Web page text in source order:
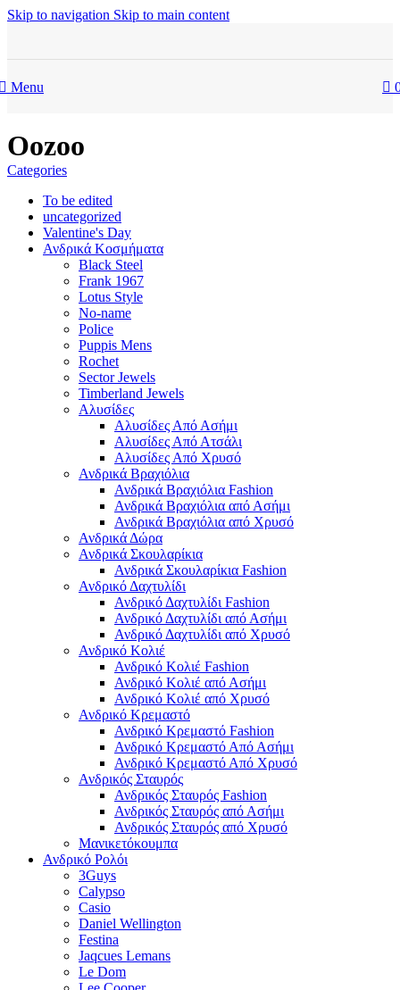
Skip to navigation Skip to main content
Menu
Oozoo
Categories
To be edited
uncategorized
Valentine's Day
Ανδρικά Κοσμήματα
Black Steel
Frank 1967
Lotus Style
No-name
Police
Puppis Mens
Rochet
Sector Jewels
Timberland Jewels
Αλυσίδες
Αλυσίδες Από Ασήμι
Αλυσίδες Από Ατσάλι
Αλυσίδες Από Χρυσό
Ανδρικά Βραχιόλια
Ανδρικά Βραχιόλια Fashion
Ανδρικά Βραχιόλια από Ασήμι
Ανδρικά Βραχιόλια από Χρυσό
Ανδρικά Δώρα
Ανδρικά Σκουλαρίκια
Ανδρικά Σκουλαρίκια Fashion
Ανδρικό Δαχτυλίδι
Ανδρικό Δαχτυλίδι Fashion
Ανδρικό Δαχτυλίδι από Ασήμι
Ανδρικό Δαχτυλίδι από Χρυσό
Ανδρικό Κολιέ
Ανδρικό Κολιέ Fashion
Ανδρικό Κολιέ από Ασήμι
Ανδρικό Κολιέ από Χρυσό
Ανδρικό Κρεμαστό
Ανδρικό Κρεμαστό Fashion
Ανδρικό Κρεμαστό Από Ασήμι
Ανδρικό Κρεμαστό Από Χρυσό
Ανδρικός Σταυρός
Ανδρικός Σταυρός Fashion
Ανδρικός Σταυρός από Ασήμι
Ανδρικός Σταυρός από Χρυσό
Μανικετόκουμπα
Ανδρικό Ρολόι
3Guys
Calypso
Casio
Daniel Wellington
Festina
Jaqcues Lemans
Le Dom